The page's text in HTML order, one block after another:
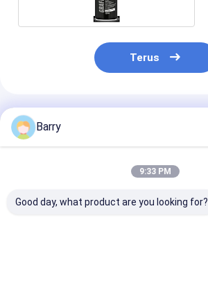
Terus
Rekomendasi Produk
Barry
9:33 PM
Good day, what product are you looking for?